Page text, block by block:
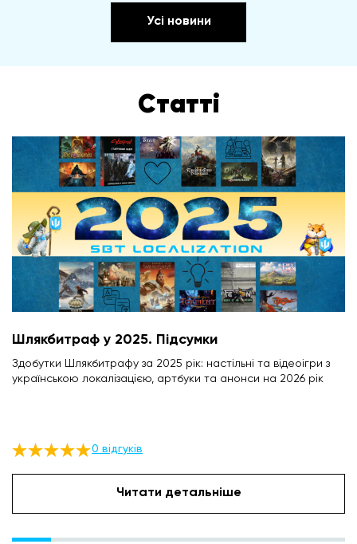
Усі новини
Статті
Шлякбитраф у 2025. Підсумки
Здобутки Шлякбитрафу за 2025 рік: настільні та відеоігри з
українською локалізацією, артбуки та анонси на 2026 рік
0 відгуків
Читати детальніше